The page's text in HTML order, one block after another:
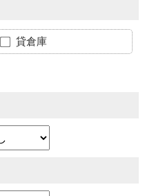
貸倉庫